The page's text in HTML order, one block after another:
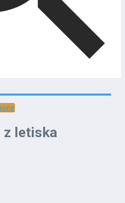
letiska